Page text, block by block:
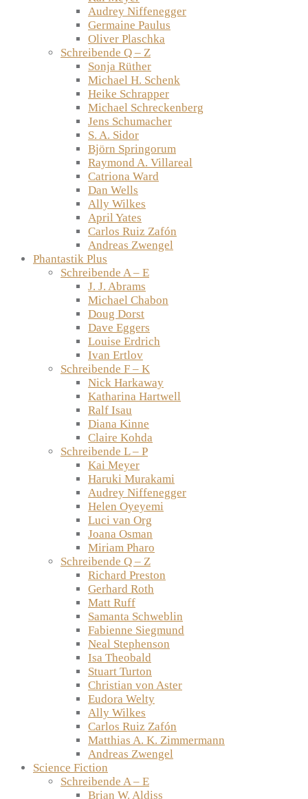
Audrey Niffenegger
Germaine Paulus
Oliver Plaschka
Schreibende Q – Z
Sonja Rüther
Michael H. Schenk
Heike Schrapper
Michael Schreckenberg
Jens Schumacher
S. A. Sidor
Björn Springorum
Raymond A. Villareal
Catriona Ward
Dan Wells
Ally Wilkes
April Yates
Carlos Ruiz Zafón
Andreas Zwengel
Phantastik Plus
Schreibende A – E
J. J. Abrams
Michael Chabon
Doug Dorst
Dave Eggers
Louise Erdrich
Ivan Ertlov
Schreibende F – K
Nick Harkaway
Katharina Hartwell
Ralf Isau
Diana Kinne
Claire Kohda
Schreibende L – P
Kai Meyer
Haruki Murakami
Audrey Niffenegger
Helen Oyeyemi
Luci van Org
Joana Osman
Miriam Pharo
Schreibende Q – Z
Richard Preston
Gerhard Roth
Matt Ruff
Samanta Schweblin
Fabienne Siegmund
Neal Stephenson
Isa Theobald
Stuart Turton
Christian von Aster
Eudora Welty
Ally Wilkes
Carlos Ruiz Zafón
Matthias A. K. Zimmermann
Andreas Zwengel
Science Fiction
Schreibende A – E
Brian W. Aldiss